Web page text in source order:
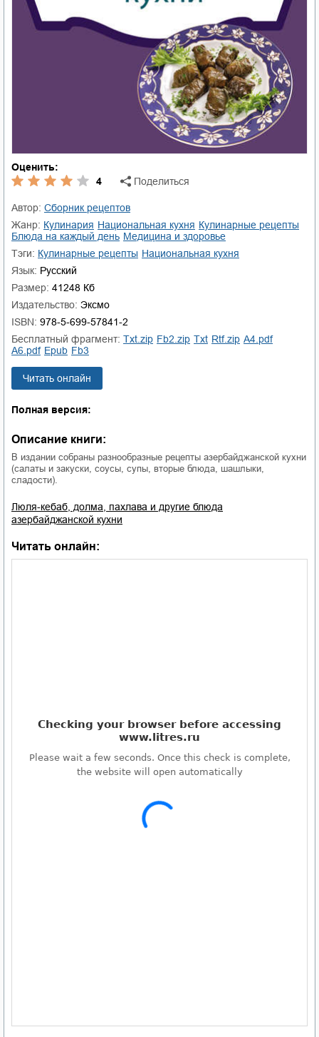
Оценить:
4
Поделиться
Автор:
Сборник рецептов
Жанр:
кулинария национальная кухня
кулинарные рецепты
блюда на каждый день
медицина и здоровье
Тэги:
кулинарные рецепты
национальная кухня
Язык: Русский
Размер: 41248 Кб
Издательство: Эксмо
ISBN: 978-5-699-57841-2
Бесплатный фрагмент:
txt.zip fb2.zip txt rtf.zip
a4.pdf
a6.pdf
epub fb3
Читать онлайн
Полная версия:
Описание книги:
В издании собраны разнообразные рецепты азербайджанской кухни
(салаты и закуски, соусы, супы, вторые блюда, шашлыки,
сладости).
Люля-кебаб, долма, пахлава и другие блюда
азербайджанской кухни
Читать онлайн: